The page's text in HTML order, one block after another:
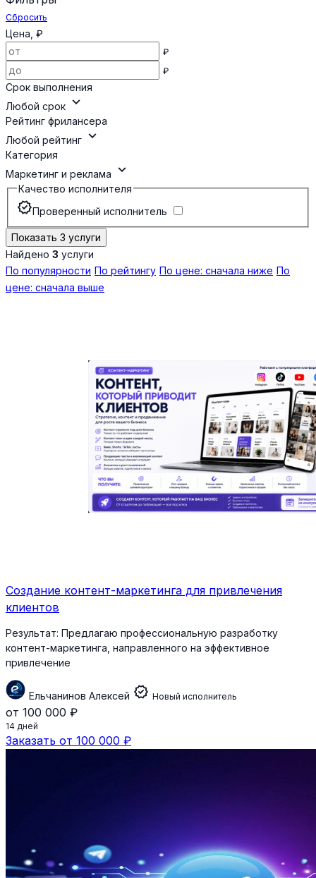
Сбросить
Цена, ₽
₽
₽
Срок выполнения
Любой срок expand_more
Рейтинг фрилансера
Любой рейтинг expand_more
Категория
Маркетинг и реклама expand_more
Качество исполнителя
verifiedПроверенный исполнитель
Показать 3 услуги
Найдено 3 услуги
По популярности По рейтингу По цене: сначала ниже По
цене: сначала выше
Создание контент-маркетинга для привлечения
клиентов
Результат: Предлагаю профессиональную разработку
контент-маркетинга, направленного на эффективное
привлечение
Ельчанинов Алексей verified Новый исполнитель
от 100 000 ₽
14 дней
Заказать от 100 000 ₽